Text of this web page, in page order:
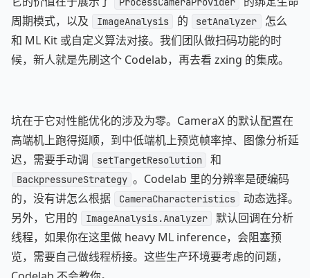
周期模式，以及
ImageAnalysis 的 setAnalyzer
怎么
和 ML Kit 或自定义算法对接。我们团队做扫码功能的时
候，新人就是先刷这个 Codelab，再去看 zxing 的集成。
坑在于它对性能优化的涉及为零。CameraX 的默认配置在
高端机上跑得挺顺，到中低端机上预览帧率掉、图像分析延
迟，需要手动调
setTargetResolution 和
BackpressureStrategy 。Codelab 里的分辨率是硬编码
的，没有讲怎么根据
CameraCharacteristics
动态选择。
另外，它用的
ImageAnalysis.Analyzer
默认回调在分析
线程，如果你在这里做 heavy ML inference，会阻塞预
览，需要自己做线程桥接。这些生产环境要考虑的问题，